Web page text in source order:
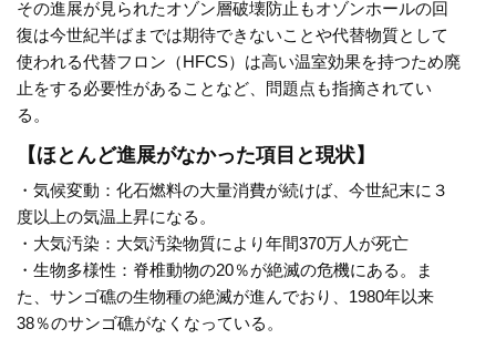
その進展が見られたオゾン層破壊防止もオゾンホールの回
復は今世紀半ばまでは期待できないことや代替物質として
使われる代替フロン（HFCS）は高い温室効果を持つため廃
止をする必要性があることなど、問題点も指摘されてい
る。
【ほとんど進展がなかった項目と現状】
・気候変動：化石燃料の大量消費が続けば、今世紀末に３
度以上の気温上昇になる。
・大気汚染：大気汚染物質により年間370万人が死亡
・生物多様性：脊椎動物の20％が絶滅の危機にある。ま
た、サンゴ礁の生物種の絶滅が進んでおり、1980年以来
38％のサンゴ礁がなくなっている。